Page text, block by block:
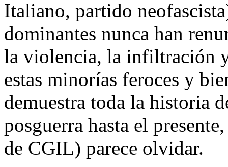
Italiano, partido
dominantes nunca han
la violencia, la infiltración
estas minorías feroces y
demuestra toda la historia
posguerra hasta el
de CGIL) parece olvidar.